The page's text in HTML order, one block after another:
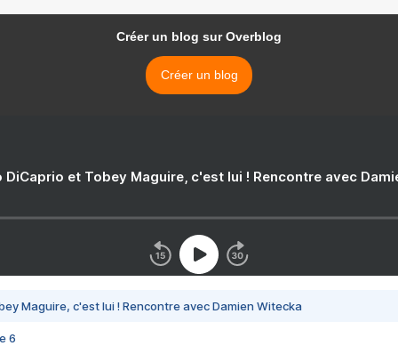
Créer un blog sur Overblog
Créer un blog
DiCaprio et Tobey Maguire, c'est lui ! Rencontre avec
Maguire, c'est lui ! Rencontre avec Damien Witecka
6